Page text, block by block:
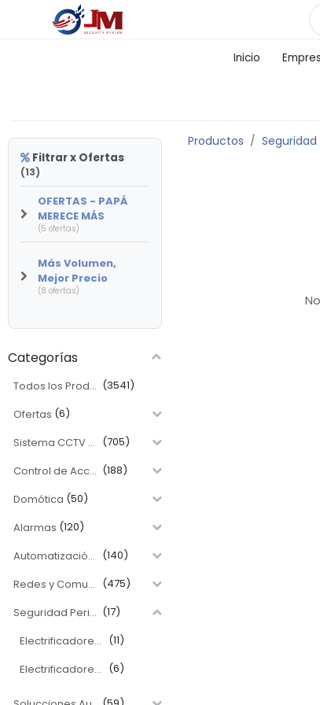
Inicio
Filtrar x Ofertas
(13)
OFERTAS - PAPÁ
MERECE MÁS
(5 ofertas)
Más Volumen,
Mejor Precio
(8 ofertas)
Categorías
Todos los Productos (3541)
Ofertas (6)
Sistema CCTV y Videovigilancial (705)
Control de Acceso y Asistencia (188)
Domótica (50)
Alarmas (120)
Automatización Electromecánica (140)
Redes y Comunicación (475)
Seguridad Perimetral (17)
Electrificadores Eléctricos Residenciales (11)
Electrificadores Eléctricos para Ganadería (6)
Productos